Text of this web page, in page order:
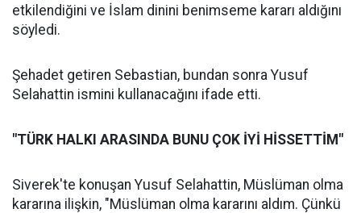
etkilendiğini ve İslam dinini benimseme kararı aldığını
söyledi.
Şehadet getiren Sebastian, bundan sonra Yusuf
Selahattin ismini kullanacağını ifade etti.
"TÜRK HALKI ARASINDA BUNU ÇOK İYİ HİSSETTİM"
Siverek'te konuşan Yusuf Selahattin, Müslüman olma
kararına ilişkin, "Müslüman olma kararını aldım. Çünkü